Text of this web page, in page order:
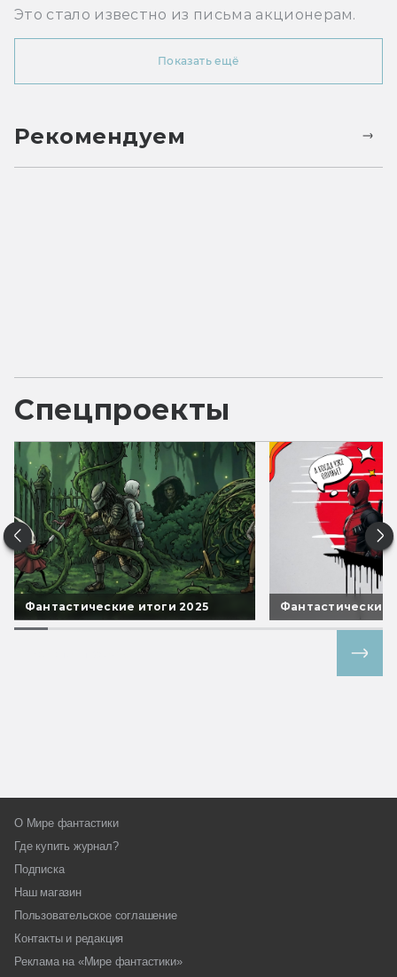
Это стало известно из письма акционерам.
Показать ещё
Рекомендуем
Спецпроекты
Фантастические итоги 2025 Фантастические
О Мире фантастики
Где купить журнал?
Подписка
Наш магазин
Пользовательское соглашение
Контакты и редакция
Реклама на «Мире фантастики»